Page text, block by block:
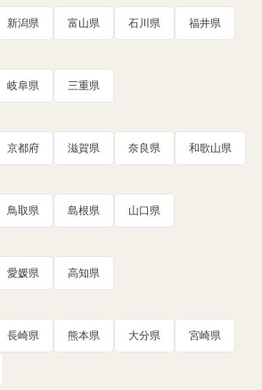
新潟県 富山県 石川県 福井県
岐阜県 三重県
京都府 滋賀県 奈良県 和歌山県
鳥取県 島根県 山口県
愛媛県 高知県
長崎県 熊本県 大分県 宮崎県